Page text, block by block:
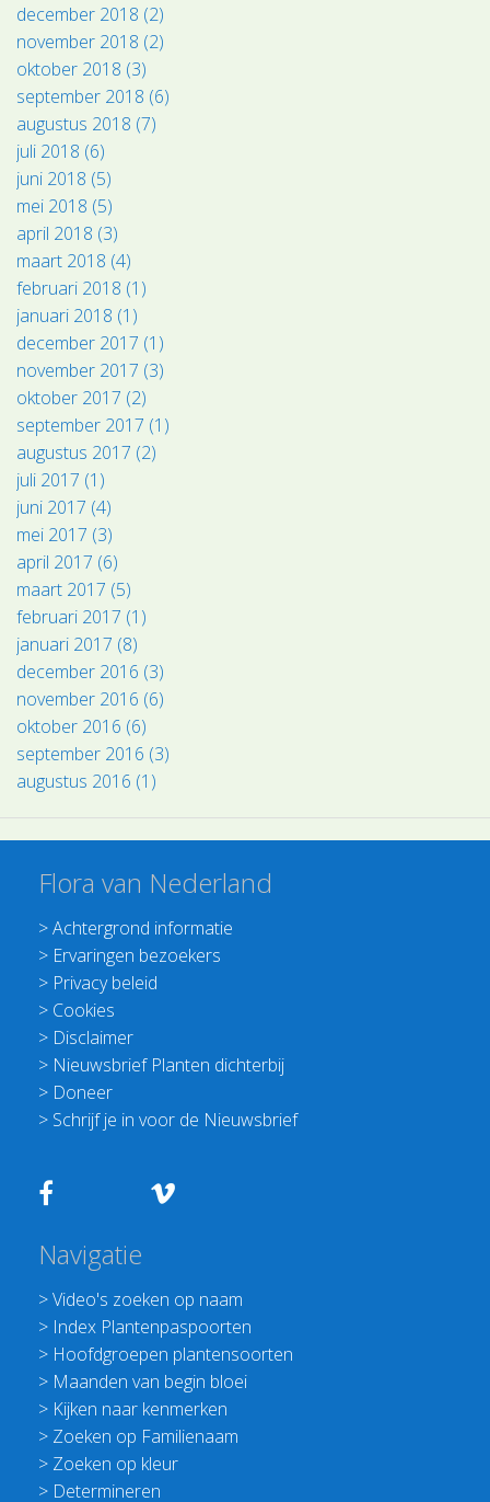
december 2018 (2)
november 2018 (2)
oktober 2018 (3)
september 2018 (6)
augustus 2018 (7)
juli 2018 (6)
juni 2018 (5)
mei 2018 (5)
april 2018 (3)
maart 2018 (4)
februari 2018 (1)
januari 2018 (1)
december 2017 (1)
november 2017 (3)
oktober 2017 (2)
september 2017 (1)
augustus 2017 (2)
juli 2017 (1)
juni 2017 (4)
mei 2017 (3)
april 2017 (6)
maart 2017 (5)
februari 2017 (1)
januari 2017 (8)
december 2016 (3)
november 2016 (6)
oktober 2016 (6)
september 2016 (3)
augustus 2016 (1)
Flora van Nederland
>Achtergrond informatie
> Ervaringen bezoekers
> Privacy beleid
> Cookies
> Disclaimer
> Nieuwsbrief Planten dichterbij
> Doneer
> Schrijf je in voor de Nieuwsbrief
Navigatie
>Video's zoeken op naam
> Index Plantenpaspoorten
> Hoofdgroepen plantensoorten
> Maanden van begin bloei
> Kijken naar kenmerken
> Zoeken op Familienaam
> Zoeken op kleur
> Determineren